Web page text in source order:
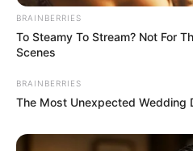
BRAINBERRIES
To Steamy To Stream? Not For
Scenes
BRAINBERRIES
The Most Unexpected Wedding